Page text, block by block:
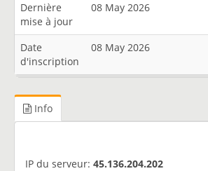
Dernière
mise à jour
08 May 2026
Date
d'inscription
08 May 2026
Info
IP du serveur: 45.136.204.202